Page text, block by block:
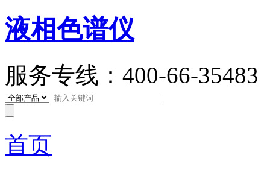
液相色谱仪
服务专线：400-66-35483
首页